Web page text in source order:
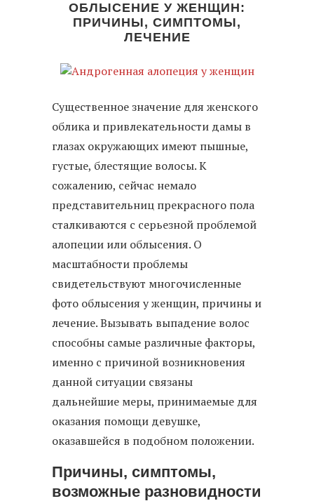
ОБЛЫСЕНИЕ У ЖЕНЩИН:
ПРИЧИНЫ, СИМПТОМЫ,
ЛЕЧЕНИЕ
Существенное значение для женского
облика и привлекательности дамы в
глазах окружающих имеют пышные,
густые, блестящие волосы. К
сожалению, сейчас немало
представительниц прекрасного пола
сталкиваются с серьезной проблемой
алопеции или облысения. О
масштабности проблемы
свидетельствуют многочисленные
фото облысения у женщин, причины и
лечение. Вызывать выпадение волос
способны самые различные факторы,
именно с причиной возникновения
данной ситуации связаны
дальнейшие меры, принимаемые для
оказания помощи девушке,
оказавшейся в подобном положении.
Причины, симптомы,
возможные разновидности